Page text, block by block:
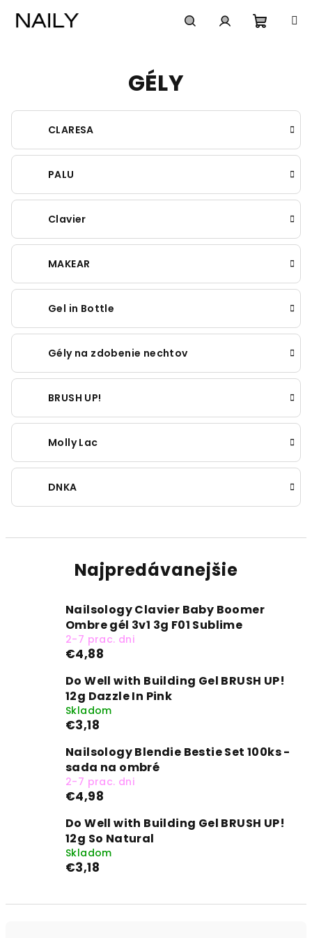
GÉLY
CLARESA
PALU
Clavier
MAKEAR
Gel in Bottle
Gély na zdobenie nechtov
BRUSH UP!
Molly Lac
DNKA
Najpredávanejšie
Nailsology Clavier Baby Boomer
Ombre gél 3v1 3g F01 Sublime
2-7 prac. dni
€4,88
Do Well with Building Gel BRUSH UP!
12g Dazzle In Pink
Skladom
€3,18
Nailsology Blendie Bestie Set 100ks -
sada na ombré
2-7 prac. dni
€4,98
Do Well with Building Gel BRUSH UP!
12g So Natural
Skladom
€3,18